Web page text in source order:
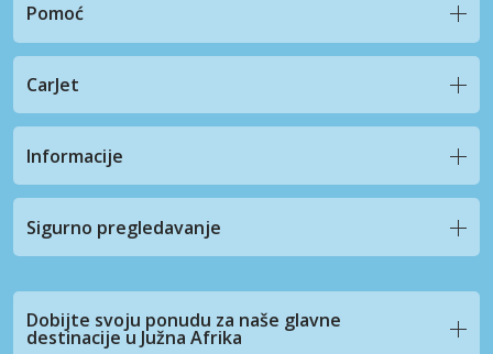
Pomoć
CarJet
Informacije
Sigurno pregledavanje
Dobijte svoju ponudu za naše glavne
destinacije u Južna Afrika